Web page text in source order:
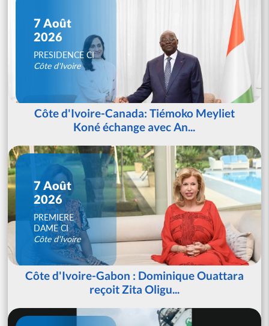
7 Août
2026
PRESIDENCE CI
Côte d'Ivoire
Côte d'Ivoire-Canada: Tiémoko Meyliet
Koné échange avec An...
7 Août
2026
PREMIERE
DAME CI
Côte d'Ivoire
Côte d'Ivoire-Gabon : Dominique Ouattara
reçoit Zita Oligu...